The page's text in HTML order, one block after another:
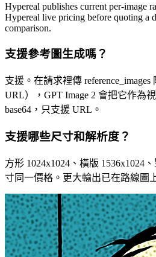
Hypereal publishes current per-image
Hypereal live pricing before quoting a
comparison.
支援參考圖生成嗎？
支援。在請求裡傳
URL），GPT Image 2 會把它作為
base64，只支援 URL。
支援哪些尺寸和解析度？
方形 1024x1024、橫版 1536x1024
寸同一價格。更大輸出已在路線圖